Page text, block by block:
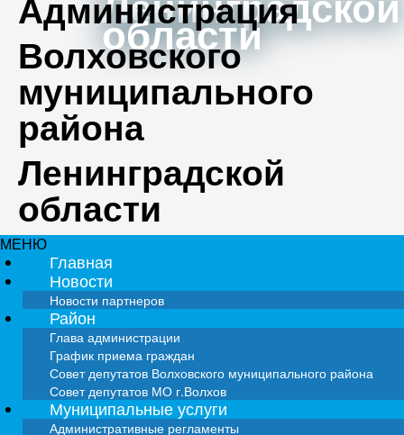
области
Волховского
муниципального
района
Ленинградской
области
МЕНЮ
Главная
Новости
Новости партнеров
Район
Глава администрации
График приема граждан
Совет депутатов Волховского муниципального района
Совет депутатов МО г.Волхов
Муниципальные услуги
Административные регламенты